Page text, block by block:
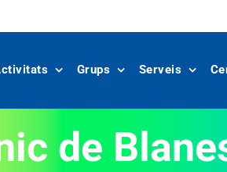
Grups Serveis
de